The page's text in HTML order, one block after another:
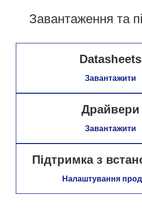
Завантаження та
Datasheets
Завантажити
Драйвери
Завантажити
Підтримка з
Налаштування